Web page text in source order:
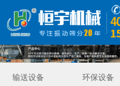
首页
产品中心
输送设备 环保设备